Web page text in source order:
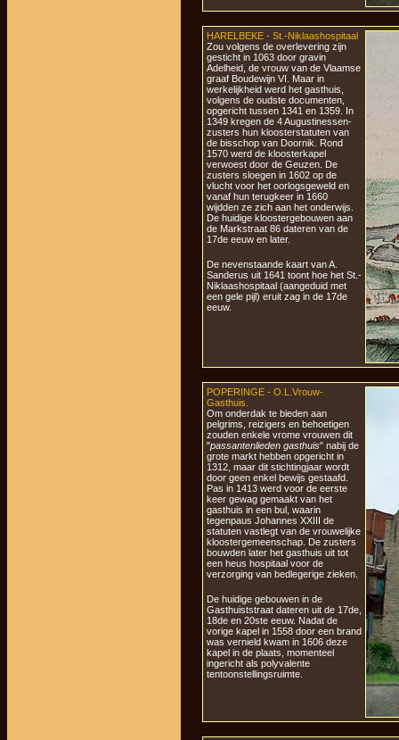
HARELBEKE - St.-Niklaashospitaal
Zou volgens de overlevering zijn
gesticht in 1063 door gravin
Adelheid, de vrouw van de Vlaamse
graaf Boudewijn VI. Maar in
werkelijkheid werd het gasthuis,
volgens de oudste documenten,
opgericht tussen 1341 en 1359. In
1349 kregen de 4 Augustinessen-
zusters hun kloosterstatuten van
de bisschop van Doornik. Rond
1570 werd de kloosterkapel
verwoest door de Geuzen. De
zusters sloegen in 1602 op de
vlucht voor het oorlogsgeweld en
vanaf hun terugkeer in 1660
wijdden ze zich aan het onderwijs.
De huidige kloostergebouwen aan
de Markstraat 86 dateren van de
17de eeuw en later.
De nevenstaande kaart van A.
Sanderus uit 1641 toont hoe het St.-
Niklaashospitaal (aangeduid met
een gele pijl) eruit zag in de 17de
eeuw.
POPERINGE - O.L.Vrouw-
Gasthuis.
Om onderdak te bieden aan
pelgrims, reizigers en behoetigen
zouden enkele vrome vrouwen dit
"passantenlieden gasthuis" nabij de
grote markt hebben opgericht in
1312, maar dit stichtingjaar wordt
door geen enkel bewijs gestaafd.
Pas in 1413 werd voor de eerste
keer gewag gemaakt van het
gasthuis in een bul, waarin
tegenpaus Johannes XXIII de
statuten vastlegt van de vrouwelijke
kloostergemeenschap. De zusters
bouwden later het gasthuis uit tot
een heus hospitaal voor de
verzorging van bedlegerige zieken.
De huidige gebouwen in de
Gasthuiststraat dateren uit de 17de,
18de en 20ste eeuw. Nadat de
vorige kapel in 1558 door een brand
was vernield kwam in 1606 deze
kapel in de plaats, momenteel
ingericht als polyvalente
tentoonstellingsruimte.